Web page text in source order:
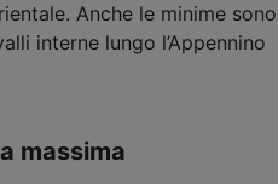
Anche le minime sono
interne lungo l’Appennino
massima